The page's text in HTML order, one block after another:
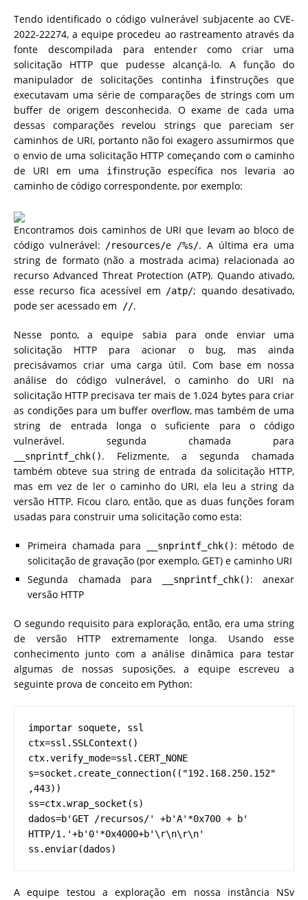
Tendo identificado o código vulnerável subjacente ao CVE-
2022-22274, a equipe procedeu ao rastreamento através da
fonte descompilada para entender como criar uma
solicitação HTTP que pudesse alcançá-lo. A função do
manipulador de solicitações continha
ifinstruções que
executavam uma série de comparações de strings com um
buffer de origem desconhecida. O exame de cada uma
dessas comparações revelou strings que pareciam ser
caminhos de URI, portanto não foi exagero assumirmos que
o envio de uma solicitação HTTP começando com o caminho
de URI em uma
ifinstrução específica nos levaria ao
caminho de código correspondente, por exemplo:
Encontramos dois caminhos de URI que levam ao bloco de
código vulnerável: /resources/e /%s/. A última era uma
string de formato (não a mostrada acima) relacionada ao
recurso Advanced Threat Protection (ATP). Quando ativado,
esse recurso fica acessível em /atp/; quando desativado,
pode ser acessado em
//.
Nesse ponto, a equipe sabia para onde enviar uma
solicitação HTTP para acionar o bug, mas ainda
precisávamos criar uma carga útil. Com base em nossa
análise do código vulnerável, o caminho do URI na
solicitação HTTP precisava ter mais de 1.024 bytes para criar
as condições para um buffer overflow, mas também de uma
string de entrada longa o suficiente para o código
vulnerável. segunda chamada para
__snprintf_chk(). Felizmente, a segunda chamada
também obteve sua string de entrada da solicitação HTTP,
mas em vez de ler o caminho do URI, ela leu a string da
versão HTTP. Ficou claro, então, que as duas funções foram
usadas para construir uma solicitação como esta:
Primeira chamada para __snprintf_chk(): método de
solicitação de gravação (por exemplo, GET) e caminho URI
Segunda chamada para
__snprintf_chk(): anexar
versão HTTP
O segundo requisito para exploração, então, era uma string
de versão HTTP extremamente longa. Usando esse
conhecimento junto com a análise dinâmica para testar
algumas de nossas suposições, a equipe escreveu a
seguinte prova de conceito em Python:
importar soquete, ssl
ctx=ssl.SSLContext()
ctx.verify_mode=ssl.CERT_NONE
s=socket.create_connection(("192.168.250.152"
,443))
ss=ctx.wrap_socket(s)
dados=b'GET /recursos/' +b'A'*0x700 + b'
HTTP/1.'+b'0'*0x4000+b'\r\n\r\n'
ss.enviar(dados)
A equipe testou a exploração em nossa instância NSv